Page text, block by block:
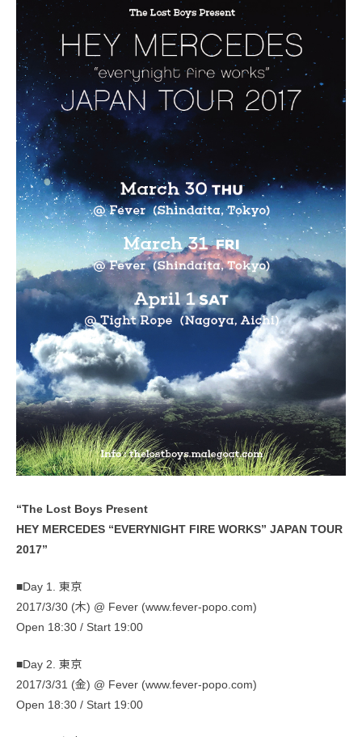
“The Lost Boys Present
HEY MERCEDES “EVERYNIGHT FIRE WORKS” JAPAN TOUR
2017”
■Day 1. 東京
2017/3/30 (木) @ Fever (www.fever-popo.com)
Open 18:30 / Start 19:00
■Day 2. 東京
2017/3/31 (金) @ Fever (www.fever-popo.com)
Open 18:30 / Start 19:00